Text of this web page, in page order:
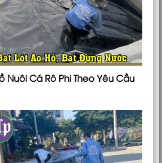
Nuôi Cá Rô Phi Theo Yêu Cầu